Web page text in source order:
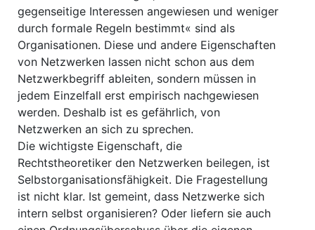
gegenseitige Interessen angewiesen und weniger
durch formale Regeln bestimmt« sind als
Organisationen. Diese und andere Eigenschaften
von Netzwerken lassen nicht schon aus dem
Netzwerkbegriff ableiten, sondern müssen in
jedem Einzelfall erst empirisch nachgewiesen
werden. Deshalb ist es gefährlich, von
Netzwerken an sich zu sprechen.
Die wichtigste Eigenschaft, die
Rechtstheoretiker den Netzwerken beilegen, ist
Selbstorganisationsfähigkeit. Die Fragestellung
ist nicht klar. Ist gemeint, dass Netzwerke sich
intern selbst organisieren? Oder liefern sie auch